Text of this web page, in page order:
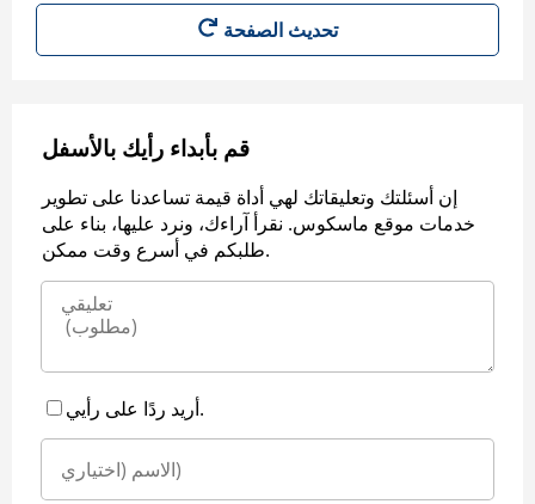
تحديث الصفحة
قم بأبداء رأيك بالأسفل
إن أسئلتك وتعليقاتك لهي أداة قيمة تساعدنا على تطوير
خدمات موقع ماسكوس. نقرأ آراءك، ونرد عليها، بناء على
طلبكم في أسرع وقت ممكن.
أريد ردًا على رأيي.